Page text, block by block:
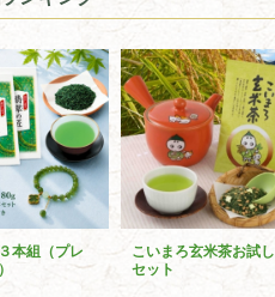
本組（プレ
こいまろ玄米茶お試し
セット